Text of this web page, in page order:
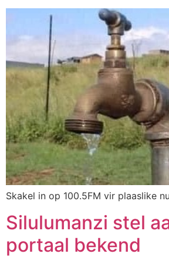
Skakel in op 100.5FM vir plaaslike
Silulumanzi stel
portaal bekend